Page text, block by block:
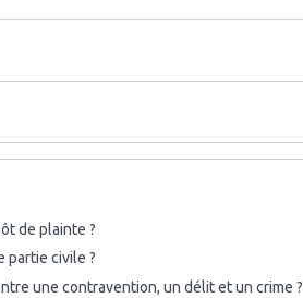
de plainte ?
partie civile ?
une contravention, un délit et un crime ?